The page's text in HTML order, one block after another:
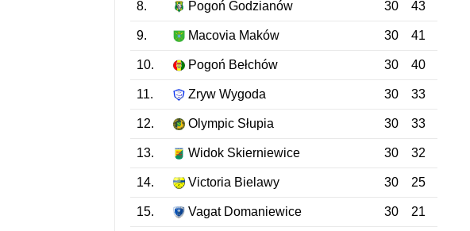
8. Pogoń Godzianów 30 43
9. Macovia Maków 30 41
10. Pogoń Bełchów 30 40
11. Zryw Wygoda 30 33
12. Olympic Słupia 30 33
13. Widok Skierniewice 30 32
14. Victoria Bielawy 30 25
15. Vagat Domaniewice 30 21